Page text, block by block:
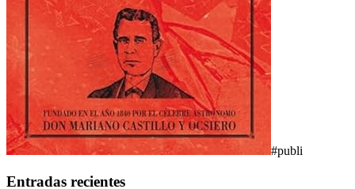
#publi
Entradas recientes